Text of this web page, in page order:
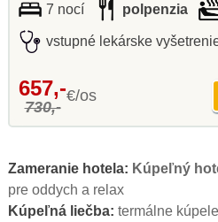
7 nocí polpenzia
vstupné lekárske
657,-
730,-
€/os
Zameranie hotela: Kúpeľný
pre oddych a relax
Kúpeľná liečba: termálne kúpele